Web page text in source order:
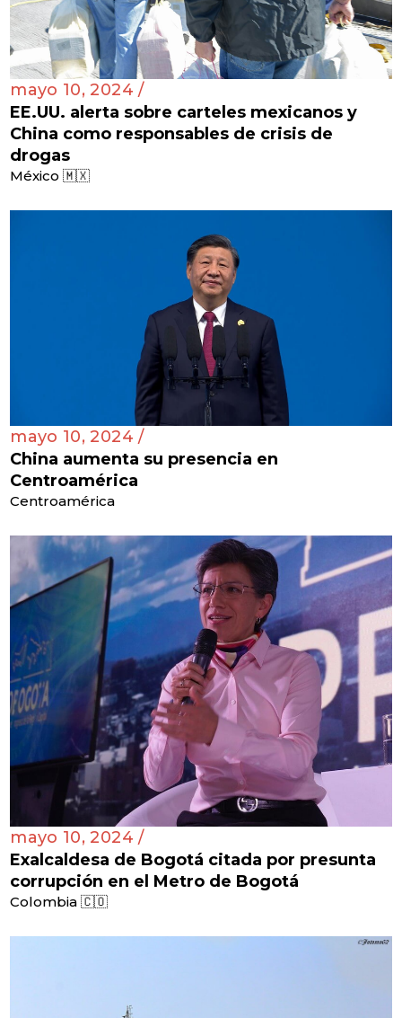
mayo 10, 2024 /
EE.UU. alerta sobre carteles mexicanos y
China como responsables de crisis de
drogas
México 🇲🇽
mayo 10, 2024 /
China aumenta su presencia en
Centroamérica
Centroamérica
mayo 10, 2024 /
Exalcaldesa de Bogotá citada por presunta
corrupción en el Metro de Bogotá
Colombia 🇨🇴